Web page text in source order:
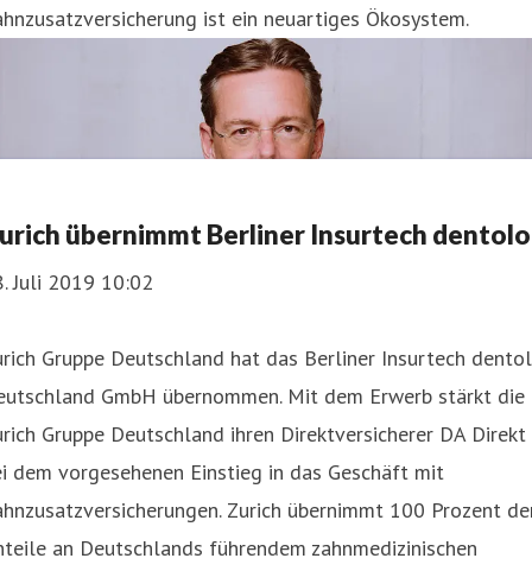
ist ein neuartiges Ökosystem.
übernimmt Berliner Insurtech dentolo
Juli 2019 10:02
Gruppe Deutschland hat das Berliner Insurtech
GmbH übernommen. Mit dem Erwerb stärkt die
Gruppe Deutschland ihren Direktversicherer DA Direkt
dem vorgesehenen Einstieg in das Geschäft mit
Zurich übernimmt 100 Prozent
an Deutschlands führendem zahnmedizinischen